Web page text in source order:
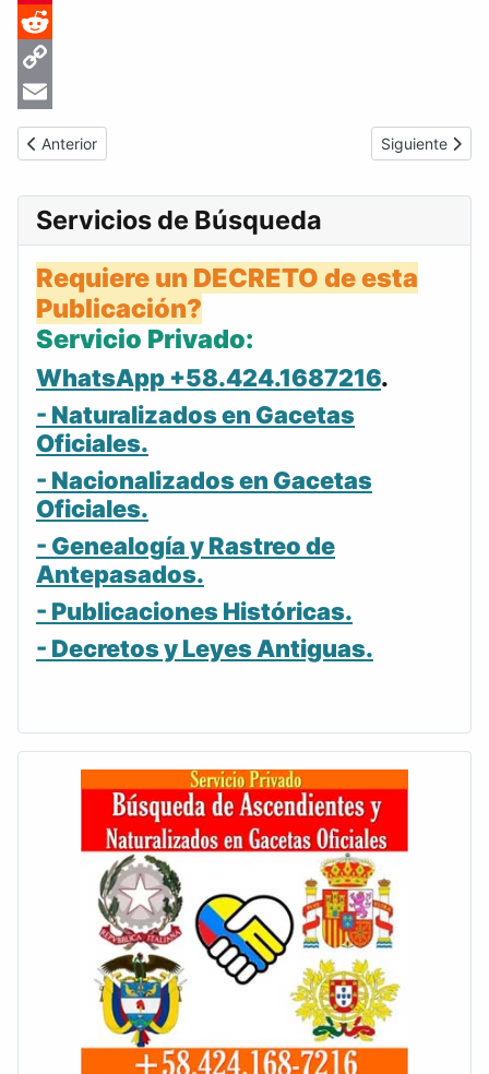
Pinterest
Reddit
Copy
Link
Email
Artículo anterior: Gaceta Oficial de Venezuela #37863 del
Anterior Artículo
Siguiente
Servicios de Búsqueda
Requiere un DECRETO de esta
Publicación?
Servicio Privado:
WhatsApp +58.424.1687216.
- Naturalizados en Gacetas
Oficiales.
- Nacionalizados en Gacetas
Oficiales.
- Genealogía y Rastreo de
Antepasados.
- Publicaciones Históricas.
- Decretos y Leyes Antiguas.